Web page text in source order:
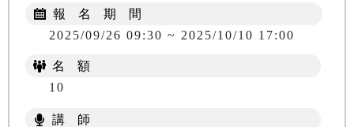
報 名 期 間
2025/09/26 09:30 ~ 2025/10/10 17:00
名 額
10
講 師